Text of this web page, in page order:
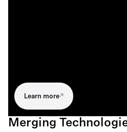
Learn more
Merging